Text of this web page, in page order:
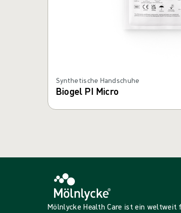
Synthetische Handschuhe
Biogel PI Micro
Mölnlycke Health Care ist ein weltweit